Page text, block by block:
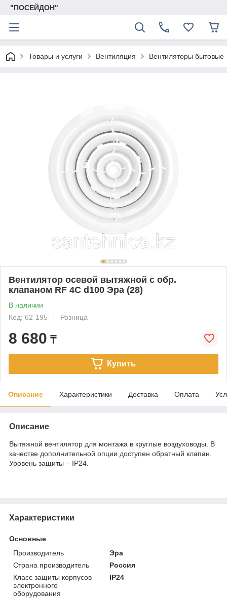
"ПОСЕЙДОН"
Товары и услуги Вентиляция Вентиляторы бытовые
Вентилятор осевой вытяжной с обр.
клапаном RF 4C d100 Эра (28)
В наличии
Код: 62-195
Розница
8 680 ₸
Купить
Описание Характеристики Доставка Оплата
Описание
Вытяжной вентилятор для монтажа в круглые воздуховоды. В
качестве дополнительной опции доступен обратный клапан.
Уровень защиты – IP24.
Характеристики
Основные
Производитель
Эра
Страна производитель
Россия
Класс защиты корпусов
электронного
оборудования
IP24